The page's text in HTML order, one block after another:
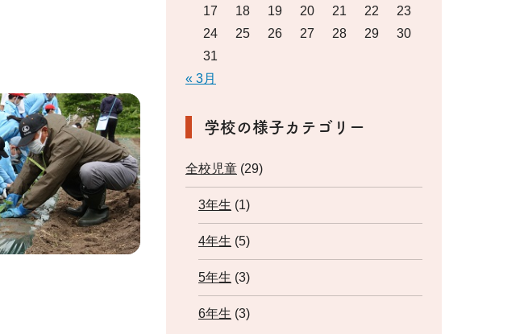
17
18 19 20 21 22
23
24
25 26 27 28 29
30
31
« 3月
学校の様子カテゴリー
全校児童 (29)
3年生 (1)
4年生 (5)
5年生 (3)
6年生 (3)